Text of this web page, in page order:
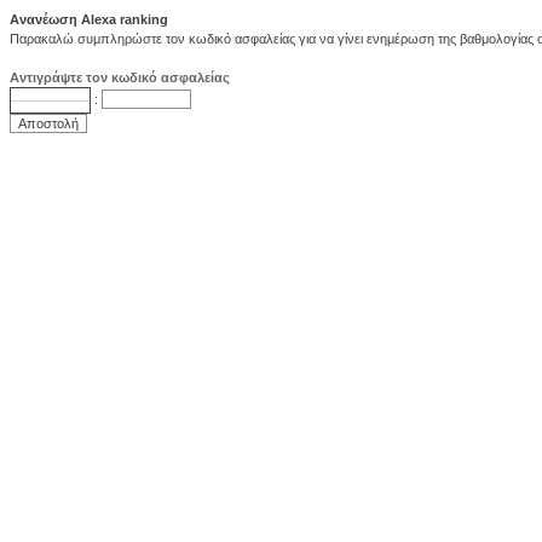
Ανανέωση Alexa ranking
Παρακαλώ συμπληρώστε τον κωδικό ασφαλείας για να γίνει ενημέρωση της βαθμολογίας
Αντιγράψτε τον κωδικό ασφαλείας
: